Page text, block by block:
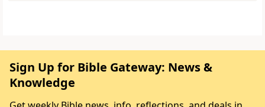
Sign Up for Bible Gateway: News &
Knowledge